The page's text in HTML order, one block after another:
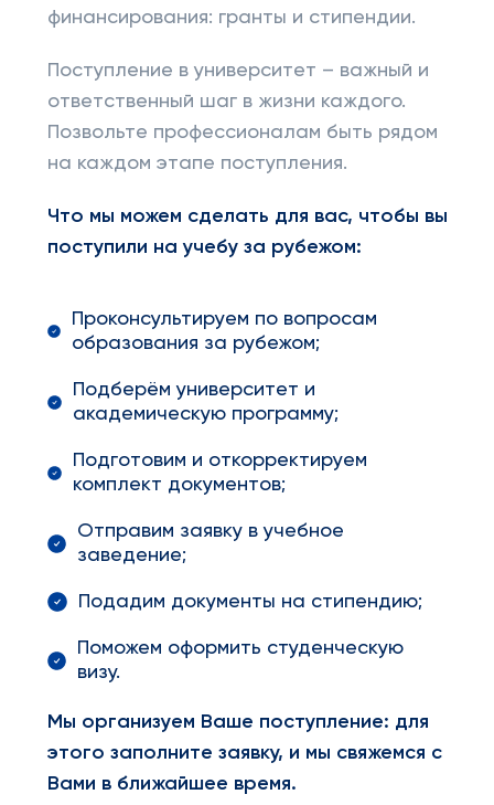
финансирования: гранты и стипендии.
Поступление в университет – важный и
ответственный шаг в жизни каждого.
Позвольте профессионалам быть рядом
на каждом этапе поступления.
Что мы можем сделать для вас, чтобы вы
поступили на учебу за рубежом:
Проконсультируем по вопросам
образования за рубежом;
Подберём университет и
академическую программу;
Подготовим и откорректируем
комплект документов;
Отправим заявку в учебное
заведение;
Подадим документы на стипендию;
Поможем оформить студенческую
визу.
Мы организуем Ваше поступление: для
этого заполните заявку, и мы свяжемся с
Вами в ближайшее время.